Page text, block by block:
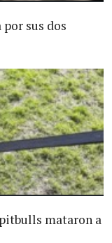
sus dos
mataron a